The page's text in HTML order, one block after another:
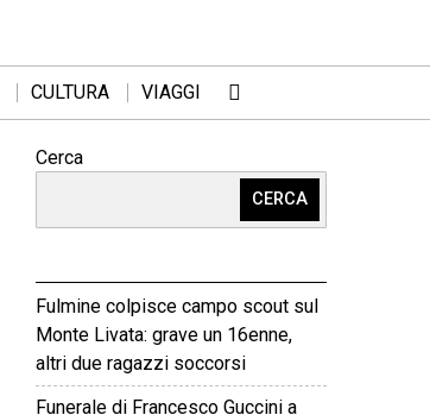
CULTURA VIAGGI
Cerca
CERCA
Fulmine colpisce campo scout sul
Monte Livata: grave un 16enne,
altri due ragazzi soccorsi
Funerale di Francesco Guccini a